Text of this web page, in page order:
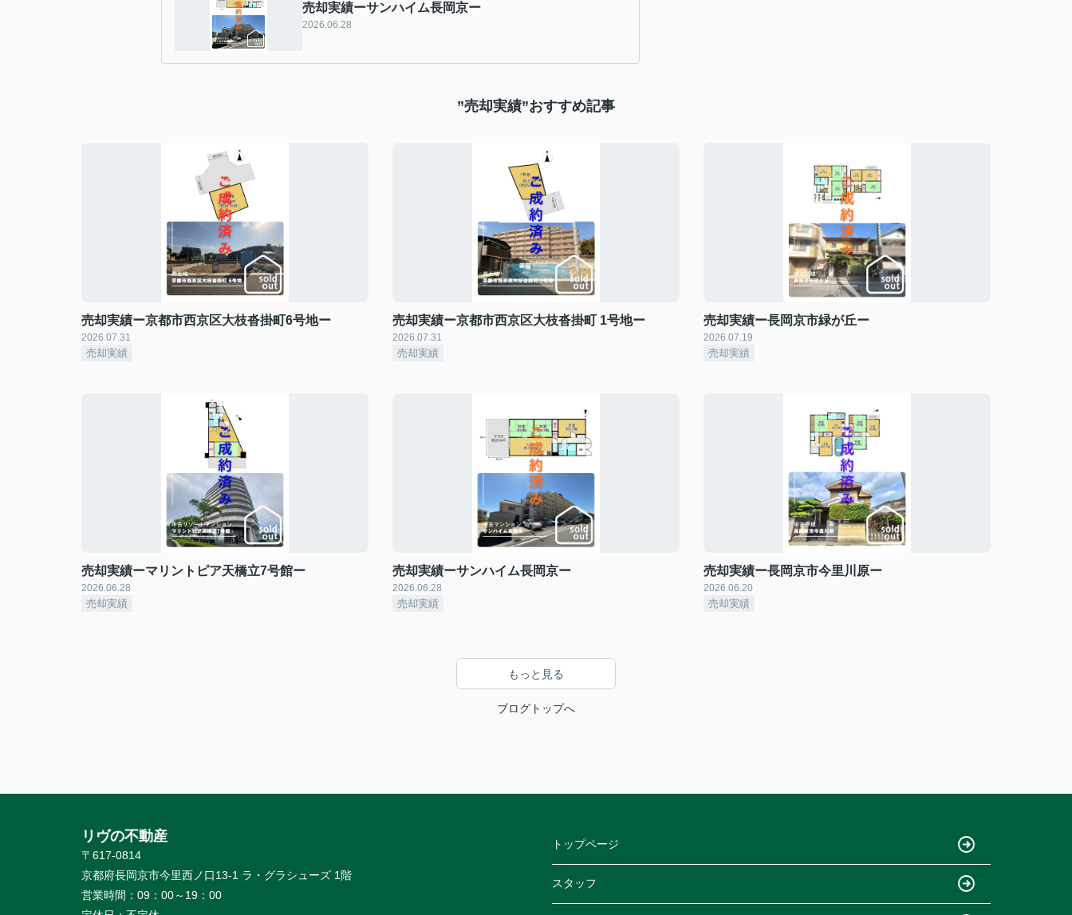
売却実績ーサンハイム長岡京ー
2026.06.28
”売却実績”おすすめ記事
売却実績ー京都市西京区大枝沓掛町6号地ー
2026.07.31
売却実績
売却実績ー京都市西京区大枝沓掛町 1号地ー
2026.07.31
売却実績
売却実績ー長岡京市緑が丘ー
2026.07.19
売却実績
売却実績ーマリントピア天橋立7号館ー
2026.06.28
売却実績
売却実績ーサンハイム長岡京ー
2026.06.28
売却実績
売却実績ー長岡京市今里川原ー
2026.06.20
売却実績
もっと見る
ブログトップへ
リヴの不動産
〒617-0814
京都府長岡京市今里西ノ口13-1 ラ・グラシューズ 1階
営業時間： 09：00～19：00
トップページ
スタッフ